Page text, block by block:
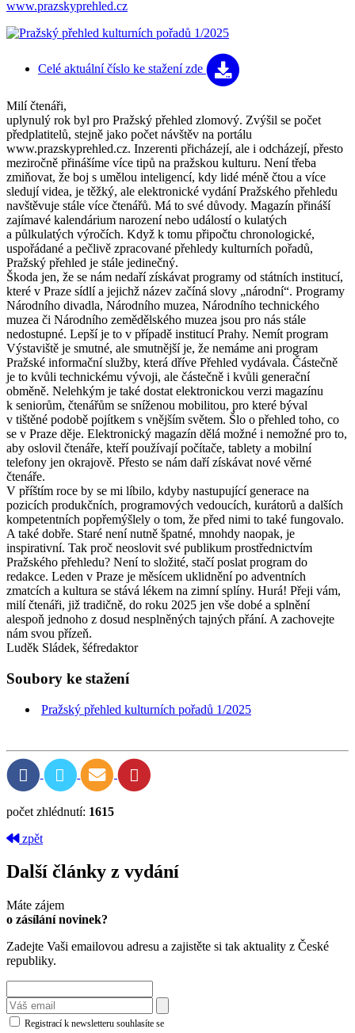
www.prazskyprehled.cz
Celé aktuální číslo ke stažení zde
Milí čtenáři,
uplynulý rok byl pro Pražský přehled zlomový. Zvýšil se počet
předplatitelů, stejně jako počet návštěv na portálu
www.prazskyprehled.cz. Inzerenti přicházejí, ale i odcházejí, přesto
meziročně přinášíme více tipů na pražskou kulturu. Není třeba
zmiňovat, že boj s umělou inteligencí, kdy lidé méně čtou a více
sledují videa, je těžký, ale elektronické vydání Pražského přehledu
navštěvuje stále více čtenářů. Má to své důvody. Magazín přináší
zajímavé kalendárium narození nebo událostí o kulatých
a půlkulatých výročích. Když k tomu připočtu chronologické,
uspořádané a pečlivě zpracované přehledy kulturních pořadů,
Pražský přehled je stále jedinečný.
Škoda jen, že se nám nedaří získávat programy od státních institucí,
které v Praze sídlí a jejichž název začíná slovy „národní“. Programy
Národního divadla, Národního muzea, Národního technického
muzea či Národního zemědělského muzea jsou pro nás stále
nedostupné. Lepší je to v případě institucí Prahy. Nemít program
Výstaviště je smutné, ale smutnější je, že nemáme ani program
Pražské informační služby, která dříve Přehled vydávala. Částečně
je to kvůli technickému vývoji, ale částečně i kvůli generační
obměně. Nelehkým je také dostat elektronickou verzi magazínu
k seniorům, čtenářům se sníženou mobilitou, pro které býval
v tištěné podobě pojítkem s vnějším světem. Šlo o přehled toho, co
se v Praze děje. Elektronický magazín dělá možné i nemožné pro to,
aby oslovil čtenáře, kteří používají počítače, tablety a mobilní
telefony jen okrajově. Přesto se nám daří získávat nové věrné
čtenáře.
V příštím roce by se mi líbilo, kdyby nastupující generace na
pozicích produkčních, programových vedoucích, kurátorů a dalších
kompetentních popřemýšlely o tom, že před nimi to také fungovalo.
A také dobře. Staré není nutně špatné, mnohdy naopak, je
inspirativní. Tak proč neoslovit své publikum prostřednictvím
Pražského přehledu? Není to složité, stačí poslat program do
redakce. Leden v Praze je měsícem uklidnění po adventních
zmatcích a kultura se stává lékem na zimní splíny. Hurá! Přeji vám,
milí čtenáři, již tradičně, do roku 2025 jen vše dobé a splnění
alespoň jednoho z dosud nesplněných tajných přání. A zachovejte
nám svou přízeň.
Luděk Sládek, šéfredaktor
Soubory ke stažení
Pražský přehled kulturních pořadů 1/2025
počet zhlédnutí: 1615
zpět
Další články z vydání
Máte zájem
o zásílání novinek?
Zadejte Vaši emailovou adresu a zajistěte si tak aktuality z České
republiky.
Registrací k newsletteru souhlasíte se